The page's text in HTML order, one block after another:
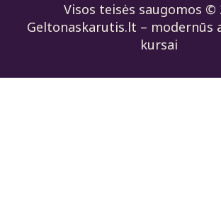
Visos teisės saugomos ©
Geltonaskarutis.lt – modernūs
kursai